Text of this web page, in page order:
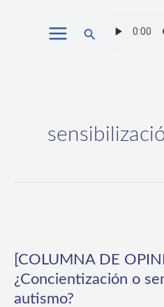
Buscar
[COLUMNA DE
¿Concientización o
autismo?
OPINIÓN]:
¿Concientización